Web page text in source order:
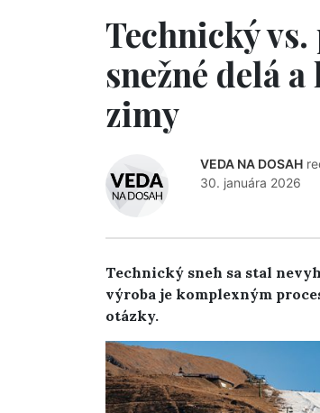
Technický
snežné delá
zimy
VEDA NA DOSAH
30. januára 2026
Technický sneh sa stal
výroba je komplexným
otázky.